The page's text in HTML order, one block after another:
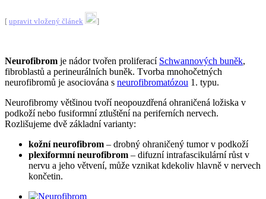
[ upravit vložený článek ]
Neurofibrom je nádor tvořen proliferací Schwannových buněk,
fibroblastů a perineurálních buněk. Tvorba mnohočetných
neurofibromů je asociována s neurofibromatózou 1. typu.
Neurofibromy většinou tvoří neopouzdřená ohraničená ložiska v
podkoží nebo fusiformní ztluštění na periferních nervech.
Rozlišujeme dvě základní varianty:
kožní neurofibrom – drobný ohraničený tumor v podkoží
plexiformní neurofibrom – difuzní intrafascikulární růst v
nervu a jeho větvení, může vznikat kdekoliv hlavně v nervech
končetin.